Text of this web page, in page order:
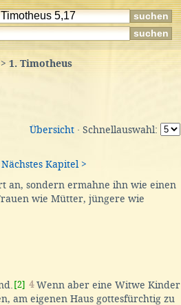
1. Timotheus
Übersicht · Schnellauswahl:
Nächstes Kapitel >
an, sondern ermahne ihn wie einen
wie Mütter, jüngere wie
[2] 4Wenn aber eine Witwe Kinder
am eigenen Haus gottesfürchtig zu